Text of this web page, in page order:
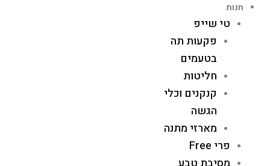
חנות
טי שייפ
פקעות תה
בטעמים
חליטות
קנקנים וכלי
הגשה
מארזי מתנה
פרי Free